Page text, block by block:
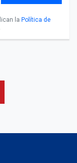
la Política de